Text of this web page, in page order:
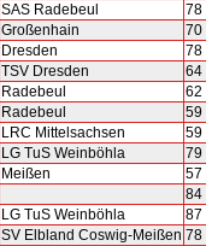
SAS Radebeul
78
Großenhain
70
Dresden
78
TSV Dresden
64
Radebeul
62
Radebeul
59
LRC Mittelsachsen
59
LG TuS Weinböhla
79
Meißen
57
84
LG TuS Weinböhla
87
SV Elbland Coswig-Meißen 78